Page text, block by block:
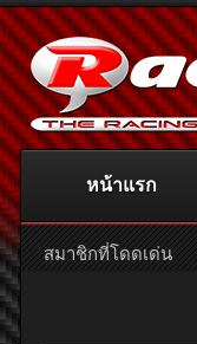
หน้าแรก
สมาชิกที่โดดเด่น